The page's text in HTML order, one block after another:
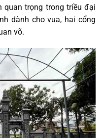
quan trọng trong triều đại
dành cho vua, hai cổng
võ.